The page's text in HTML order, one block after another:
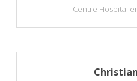
Centre